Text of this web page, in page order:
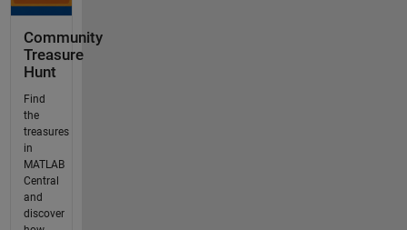
Community
Treasure
Hunt
Find
the
treasures
in
MATLAB
Central
and
discover